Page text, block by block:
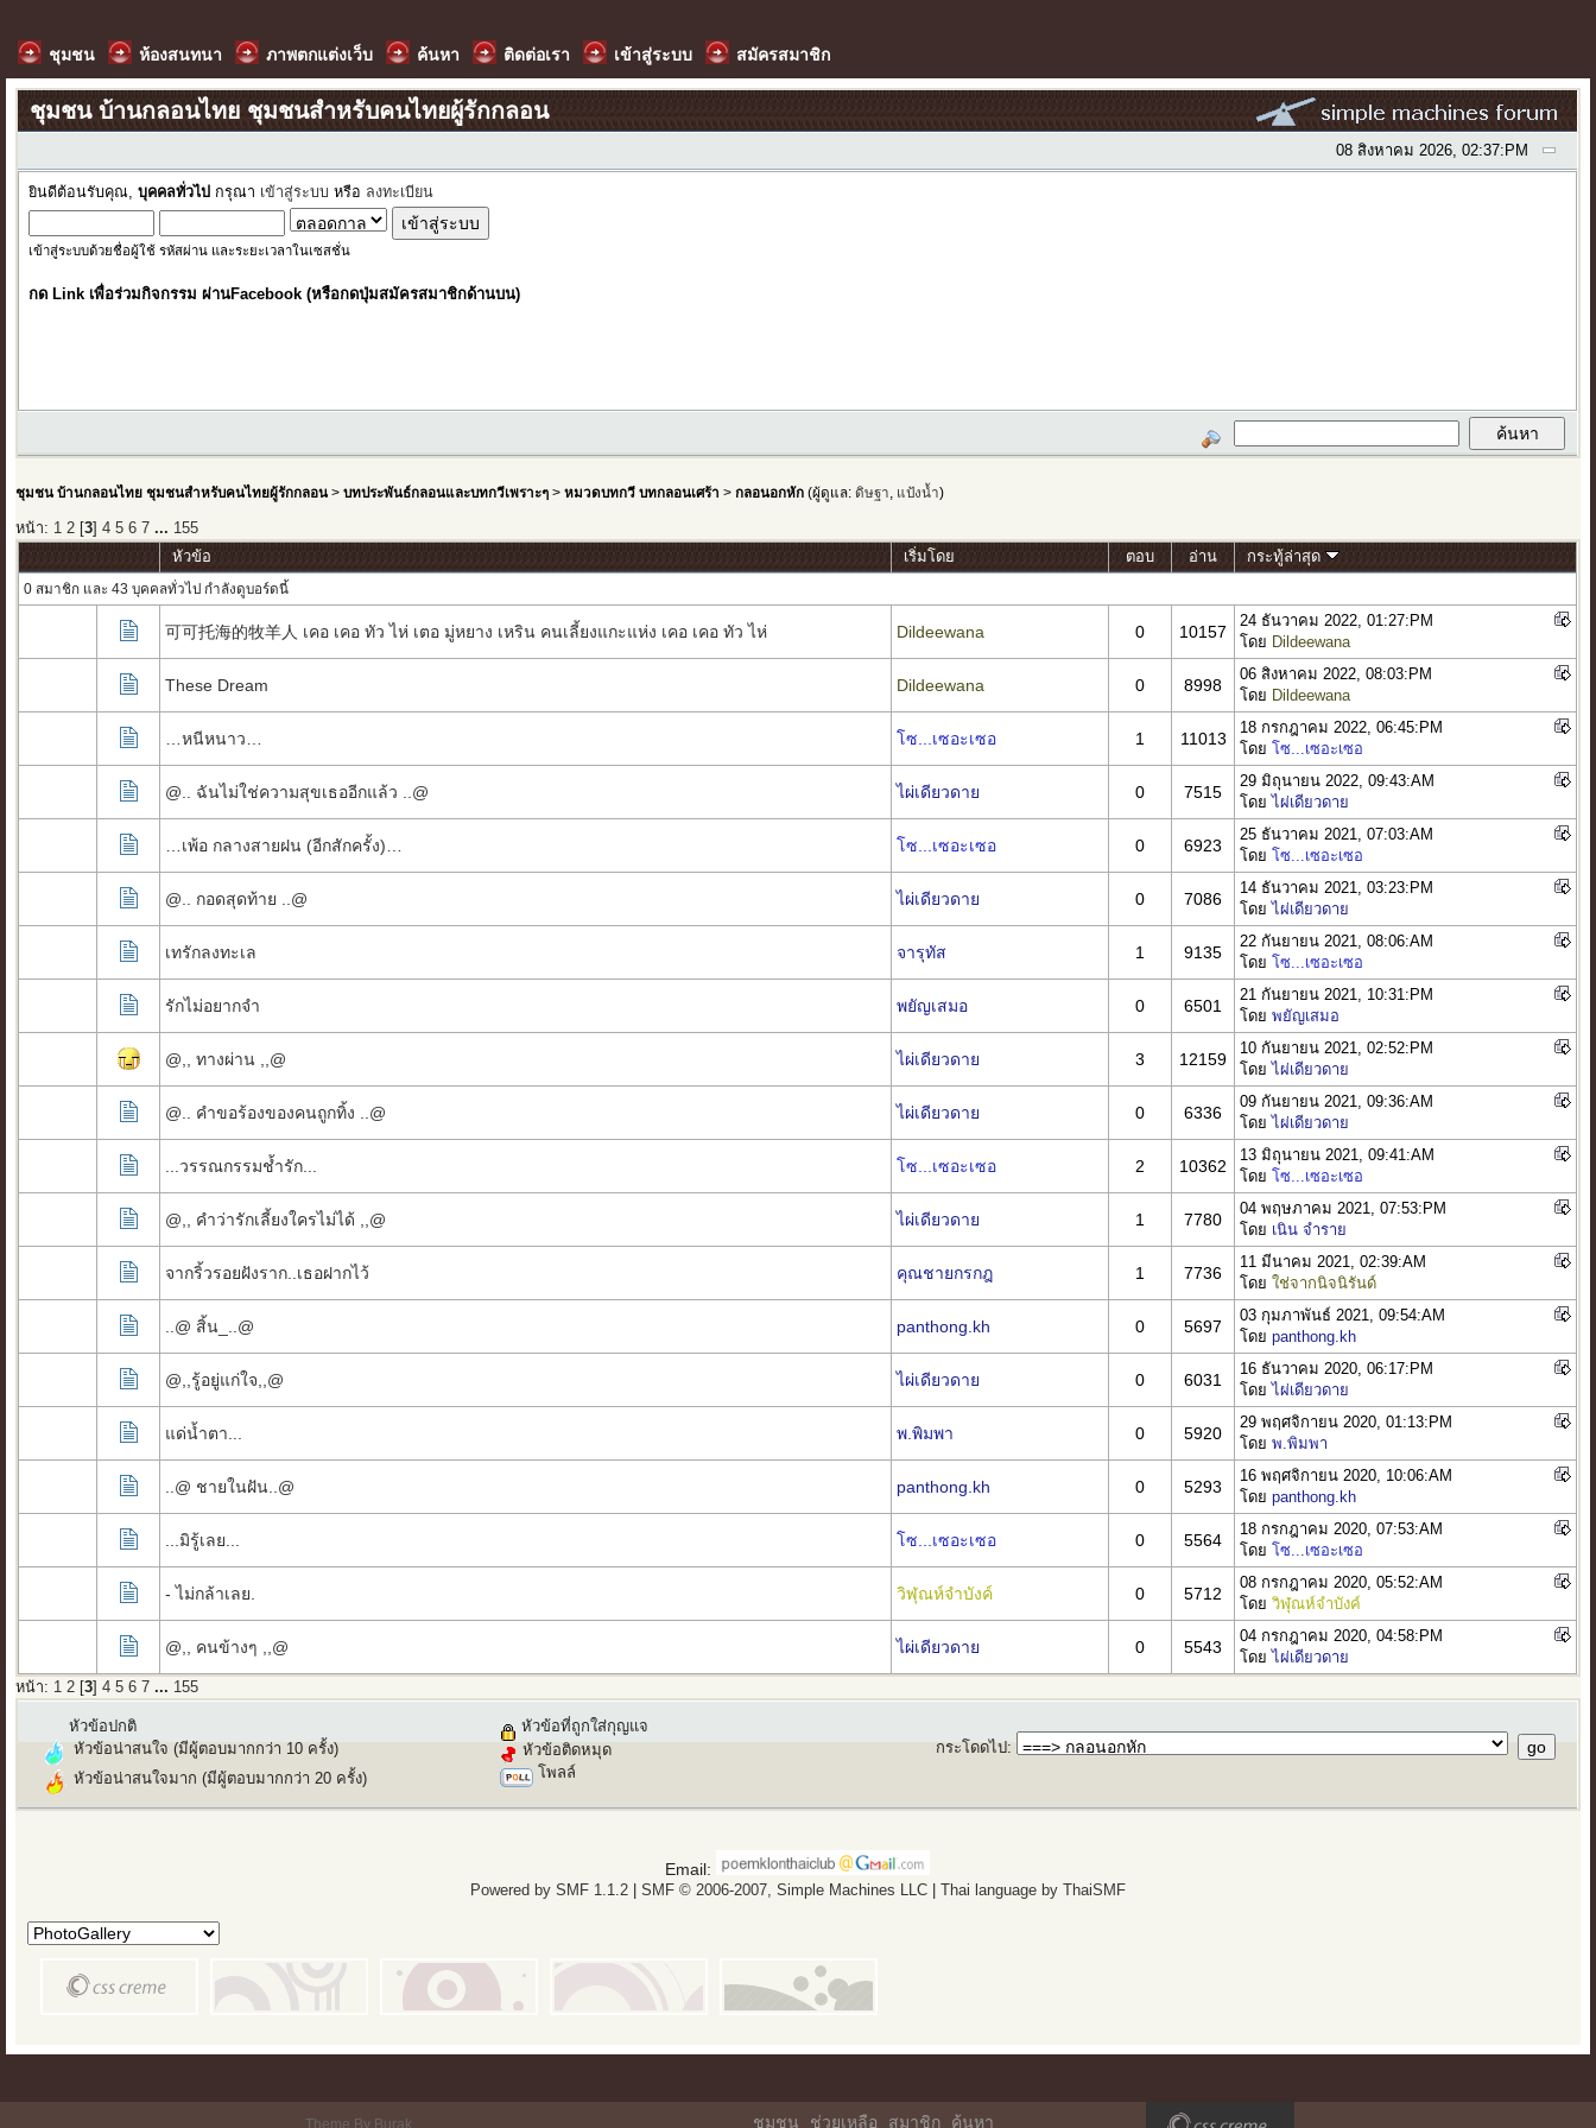
ชุมชน ห้องสนทนา ภาพตกแต่งเว็บ ค้นหา ติดต่อเรา เข้าสู่ระบบ สมัครสมาชิก
ชุมชน บ้านกลอนไทย ชุมชนสำหรับคนไทยผู้รักกลอน
08 สิงหาคม 2026, 02:37:PM
ยินดีต้อนรับคุณ,บุคคลทั่วไป กรุณา เข้าสู่ระบบ หรือ ลงทะเบียน
เข้าสู่ระบบด้วยชื่อผู้ใช้ รหัสผ่าน และระยะเวลาในเซสชั่น
กด Link เพื่อร่วมกิจกรรม ผ่านFacebook (หรือกดปุ่มสมัครสมาชิกด้านบน)
ชุมชน บ้านกลอนไทย ชุมชนสำหรับคนไทยผู้รักกลอน >บทประพันธ์กลอนและบทกวีเพราะๆ >หมวดบทกวี บทกลอนเศร้า >กลอนอกหัก (ผู้ดูแล:ดิษฐา แป้งน้ำ)
หน้า: 1 2 [3 ]4 5 6 7 ... 155
หัวข้อ เริ่มโดย ตอบ อ่าน กระทู้ล่าสุด
0 สมาชิก และ 43 บุคคลทั่วไป กำลังดูบอร์ดนี้
可可托海的牧羊人 เคอ เคอ ทัว ไห่ เตอ มู่หยาง เหริน คนเลี้ยงแกะแห่ง เคอ เคอ ทัว ไห่ Dildeewana 0 10157
24 ธันวาคม 2022, 01:27:PM
โดย Dildeewana
These Dream Dildeewana 0 8998
06 สิงหาคม 2022, 08:03:PM
โดย Dildeewana
…หนีหนาว… โซ...เซอะเซอ 1 11013
18 กรกฎาคม 2022, 06:45:PM
โดยโซ...เซอะเซอ
@.. ฉันไม่ใช่ความสุขเธออีกแล้ว ..@ ไผ่เดียวดาย 0 7515
29 มิถุนายน 2022, 09:43:AM
โดยไผ่เดียวดาย
…เพ้อ กลางสายฝน (อีกสักครั้ง)… โซ...เซอะเซอ 0 6923
25 ธันวาคม 2021, 07:03:AM
โดยโซ...เซอะเซอ
@.. กอดสุดท้าย ..@ ไผ่เดียวดาย 0 7086
14 ธันวาคม 2021, 03:23:PM
โดยไผ่เดียวดาย
เทรักลงทะเล จารุทัส 1 9135
22 กันยายน 2021, 08:06:AM
โดยโซ...เซอะเซอ
รักไม่อยากจำ พยัญเสมอ 0 6501
21 กันยายน 2021, 10:31:PM
โดยพยัญเสมอ
@,, ทางผ่าน ,,@ ไผ่เดียวดาย 3 12159
10 กันยายน 2021, 02:52:PM
โดยไผ่เดียวดาย
@.. คำขอร้องของคนถูกทิ้ง ..@ ไผ่เดียวดาย 0 6336
09 กันยายน 2021, 09:36:AM
โดยไผ่เดียวดาย
...วรรณกรรมช้ำรัก... โซ...เซอะเซอ 2 10362
13 มิถุนายน 2021, 09:41:AM
โดยโซ...เซอะเซอ
@,, คำว่ารักเลี้ยงใครไม่ได้ ,,@ ไผ่เดียวดาย 1 7780
04 พฤษภาคม 2021, 07:53:PM
โดย เนิน จำราย
จากริ้วรอยฝังราก..เธอฝากไว้ คุณชายกรกฎ 1 7736
11 มีนาคม 2021, 02:39:AM
โดยใช่จากนิจนิรันด์
..@ สิ้น_..@ panthong.kh 0 5697
03 กุมภาพันธ์ 2021, 09:54:AM
โดยpanthong.kh
@,,รู้อยู่แก่ใจ,,@ ไผ่เดียวดาย 0 6031
16 ธันวาคม 2020, 06:17:PM
โดยไผ่เดียวดาย
แด่น้ำตา... พ.พิมพา 0 5920
29 พฤศจิกายน 2020, 01:13:PM
โดยพ.พิมพา
..@ ชายในฝัน..@ panthong.kh 0 5293
16 พฤศจิกายน 2020, 10:06:AM
โดยpanthong.kh
...มิรู้เลย... โซ...เซอะเซอ 0 5564
18 กรกฎาคม 2020, 07:53:AM
โดยโซ...เซอะเซอ
- ไม่กล้าเลย. วิฬุณห์จำบังค์ 0 5712
08 กรกฎาคม 2020, 05:52:AM
โดยวิฬุณห์จำบังค์
@,, คนข้างๆ ,,@ ไผ่เดียวดาย 0 5543
04 กรกฎาคม 2020, 04:58:PM
โดยไผ่เดียวดาย
หน้า: 1 2 [3 ]4 5 6 7 ... 155
หัวข้อปกติ
หัวข้อน่าสนใจ (มีผู้ตอบมากกว่า 10 ครั้ง)
หัวข้อน่าสนใจมาก (มีผู้ตอบมากกว่า 20 ครั้ง)
หัวข้อที่ถูกใส่กุญแจ
หัวข้อติดหมุด
โพลล์
กระโดดไป:
Email:
Powered by SMF 1.1.2| SMF © 2006-2007, Simple Machines LLC| Thai language by ThaiSMF
Theme By Burak ชุมชน ช่วยเหลือ สมาชิก ค้นหา